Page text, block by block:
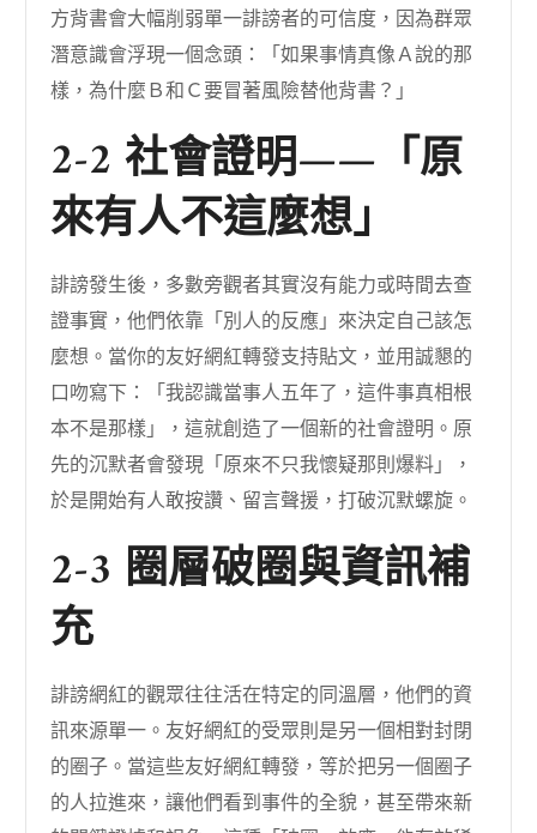
方背書會大幅削弱單一誹謗者的可信度，因為群眾
潛意識會浮現一個念頭：「如果事情真像Ａ說的那
樣，為什麼Ｂ和Ｃ要冒著風險替他背書？」
2-2 社會證明——「原
來有人不這麼想」
誹謗發生後，多數旁觀者其實沒有能力或時間去查
證事實，他們依靠「別人的反應」來決定自己該怎
麼想。當你的友好網紅轉發支持貼文，並用誠懇的
口吻寫下：「我認識當事人五年了，這件事真相根
本不是那樣」，這就創造了一個新的社會證明。原
先的沉默者會發現「原來不只我懷疑那則爆料」，
於是開始有人敢按讚、留言聲援，打破沉默螺旋。
2-3 圈層破圈與資訊補
充
誹謗網紅的觀眾往往活在特定的同溫層，他們的資
訊來源單一。友好網紅的受眾則是另一個相對封閉
的圈子。當這些友好網紅轉發，等於把另一個圈子
的人拉進來，讓他們看到事件的全貌，甚至帶來新